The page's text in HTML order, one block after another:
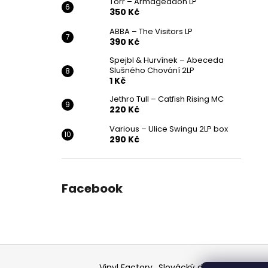
350 Kč
ABBA – The Visitors LP
390 Kč
Spejbl & Hurvínek – Abeceda
Slušného Chování 2LP
1 Kč
Jethro Tull – Catfish Rising MC
220 Kč
Various ‎– Ulice Swingu 2LP box
290 Kč
Facebook
Z